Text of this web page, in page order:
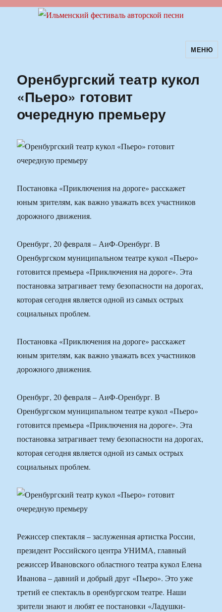
Ильменский фестиваль авторскойМЕНЮ
Оренбургский театр кукол
«Пьеро» готовит
очередную премьеру
Постановка «Приключения на дороге» расскажет
юным зрителям, как важно уважать всех участников
дорожного движения.
Оренбург, 20 февраля – АиФ-Оренбург. В
Оренбургском муниципальном театре кукол «Пьеро»
готовится премьера «Приключения на дороге». Эта
постановка затрагивает тему безопасности на дорогах,
которая сегодня является одной из самых острых
социальных проблем.
Постановка «Приключения на дороге» расскажет
юным зрителям, как важно уважать всех участников
дорожного движения.
Оренбург, 20 февраля – АиФ-Оренбург. В
Оренбургском муниципальном театре кукол «Пьеро»
готовится премьера «Приключения на дороге». Эта
постановка затрагивает тему безопасности на дорогах,
которая сегодня является одной из самых острых
социальных проблем.
Режиссер спектакля – заслуженная артистка России,
президент Российского центра УНИМА, главный
режиссер Ивановского областного театра кукол Елена
Иванова – давний и добрый друг «Пьеро». Это уже
третий ее спектакль в оренбургском театре. Наши
зрители знают и любят ее постановки «Ладушки-